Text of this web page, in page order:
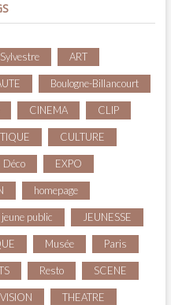
ART
Boulogne-Billancourt
CINEMA CLIP
CULTURE
Déco EXPO
homepage
jeune public JEUNESSE
Musée Paris
Resto SCENE
THEATRE